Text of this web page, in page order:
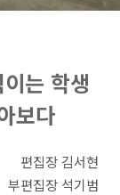
는 학생
보다
편집장 김서현
부편집장 석기범